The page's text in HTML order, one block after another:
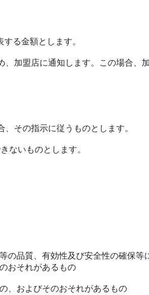
る金額とします。
加盟店に通知します。この場合、
その指示に従うものとします。
ないものとします。
の品質、有効性及び安全性の確保等
おそれがあるもの
、およびそのおそれがあるもの